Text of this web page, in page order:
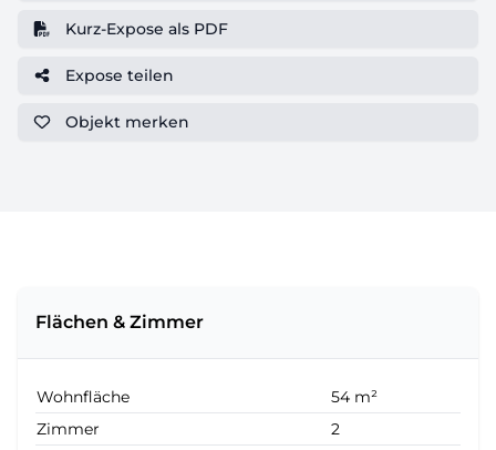
Kurz-Expose als PDF
Expose teilen
Objekt merken
Flächen & Zimmer
Wohnfläche
54 m²
Zimmer
2